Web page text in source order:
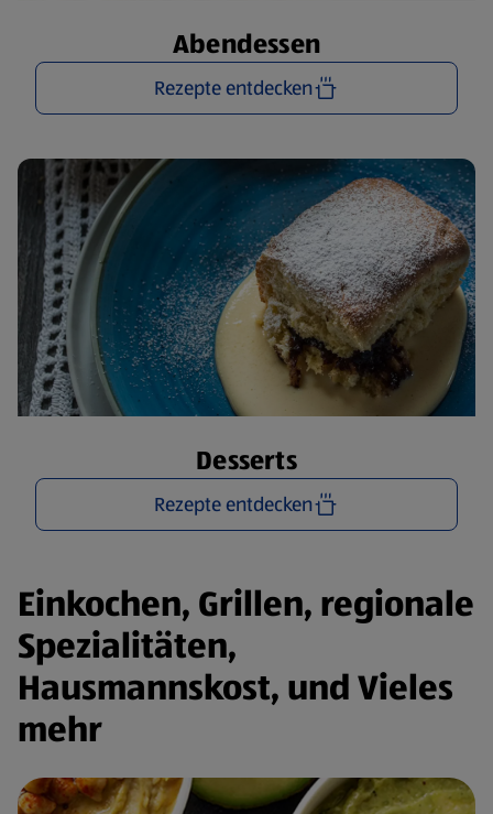
Abendessen
Rezepte entdecken
Desserts
Rezepte entdecken
Einkochen, Grillen, regionale
Spezialitäten,
Hausmannskost, und Vieles
mehr